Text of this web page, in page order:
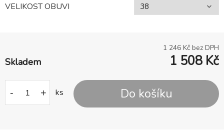
VELIKOST OBUVI
1 246 Kč bez DPH
Skladem 1 508 Kč
- + ks Do košíku